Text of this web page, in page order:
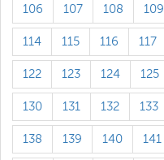
106 107 108 109
114 115 116 117
122 123 124 125
130 131 132 133
138 139 140 141